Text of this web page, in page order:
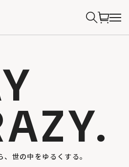
、世の中をゆるくする。